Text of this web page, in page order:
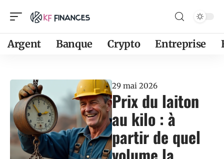
Argent Banque Crypto Entreprise
29 mai 2026
Prix du laiton
au kilo : à
partir de quel